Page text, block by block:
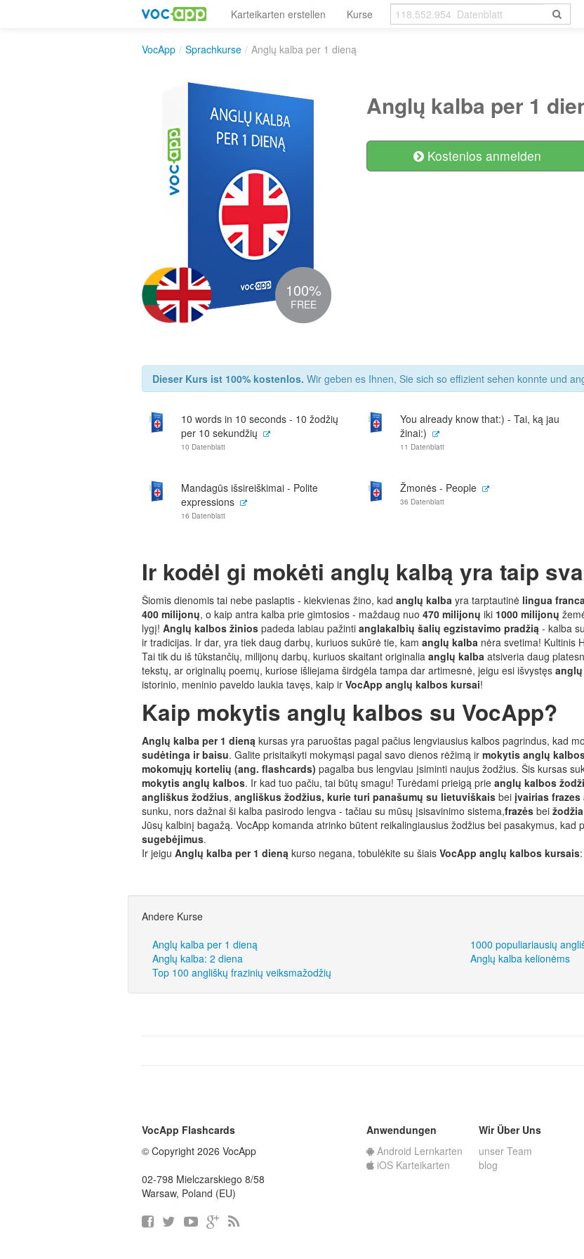
Karteikarten erstellen Kurse
VocApp / Sprachkurse / Anglų kalba per 1 dieną
100%
FREE
Anglų kalba per 1
Kostenlos anmelden
Dieser Kurs ist 100% kostenlos. Wir geben es Ihnen, Sie sich so effizient sehen konnte und
10 words in 10 seconds - 10 žodžių
per 10 sekundžių
10 Datenblatt
You already know that:) - Tai, ką jau
žinai:)
11 Datenblatt
Mandagūs išsireiškimai - Polite
expressions
16 Datenblatt
Žmonės - People
36 Datenblatt
Ir kodėl gi mokėti anglų kalbą yra taip
Šiomis dienomis tai nebe paslaptis - kiekvienas žino, kad anglų kalba yra tarptautinė lingua
400 milijonų, o kaip antra kalba prie gimtosios - maždaug nuo 470 milijonų iki 1000 milijonų
lygį! Anglų kalbos žinios padeda labiau pažinti anglakalbių šalių egzistavimo pradžią - kalba
ir tradicijas. Ir dar, yra tiek daug darbų, kuriuos sukūrė tie, kam anglų kalba nėra svetima! Kultinis
Tai tik du iš tūkstančių, milijonų darbų, kuriuos skaitant originalia anglų kalba atsiveria daug
tekstų, ar originalių poemų, kuriose išliejama širdgėla tampa dar artimesnė, jeigu esi išvystęs
istorinio, meninio paveldo laukia tavęs, kaip ir VocApp anglų kalbos kursai!
Kaip mokytis anglų kalbos su VocApp?
Anglų kalba per 1 dieną kursas yra paruoštas pagal pačius lengviausius kalbos pagrindus, kad
sudėtinga ir baisu. Galite prisitaikyti mokymąsi pagal savo dienos rėžimą ir mokytis anglų
mokomųjų kortelių (ang. flashcards) pagalba bus lengviau įsiminti naujus žodžius. Šis kursas
mokytis anglų kalbos. Ir kad tuo pačiu, tai būtų smagu! Turėdami prieigą prie anglų kalbos
angliškus žodžius, angliškus žodžius, kurie turi panašumų su lietuviškais bei įvairias
sunku, nors dažnai ši kalba pasirodo lengva - tačiau su mūsų įsisavinimo sistema,frazės bei
Jūsų kalbinį bagažą. VocApp komanda atrinko būtent reikalingiausius žodžius bei pasakymus, kad
sugebėjimus.
Ir jeigu Anglų kalba per 1 dieną kurso negana, tobulėkite su šiais VocApp anglų kalbos kursais:
Andere Kurse
Anglų kalba per 1 dieną
1000 populiariausių
Anglų kalba: 2 diena
Anglų kalba kelionėms
Top 100 angliškų frazinių veiksmažodžių
VocApp Flashcards
© Copyright 2026 VocApp
02-798 Mielczarskiego 8/58
Warsaw, Poland (EU)
Anwendungen
Android Lernkarten
iOS Karteikarten
Wir Über Uns
unser Team
blog